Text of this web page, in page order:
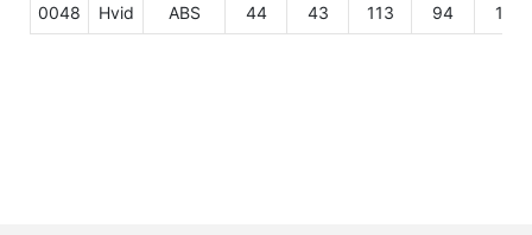
0048 Hvid ABS 44 43 113 94 10